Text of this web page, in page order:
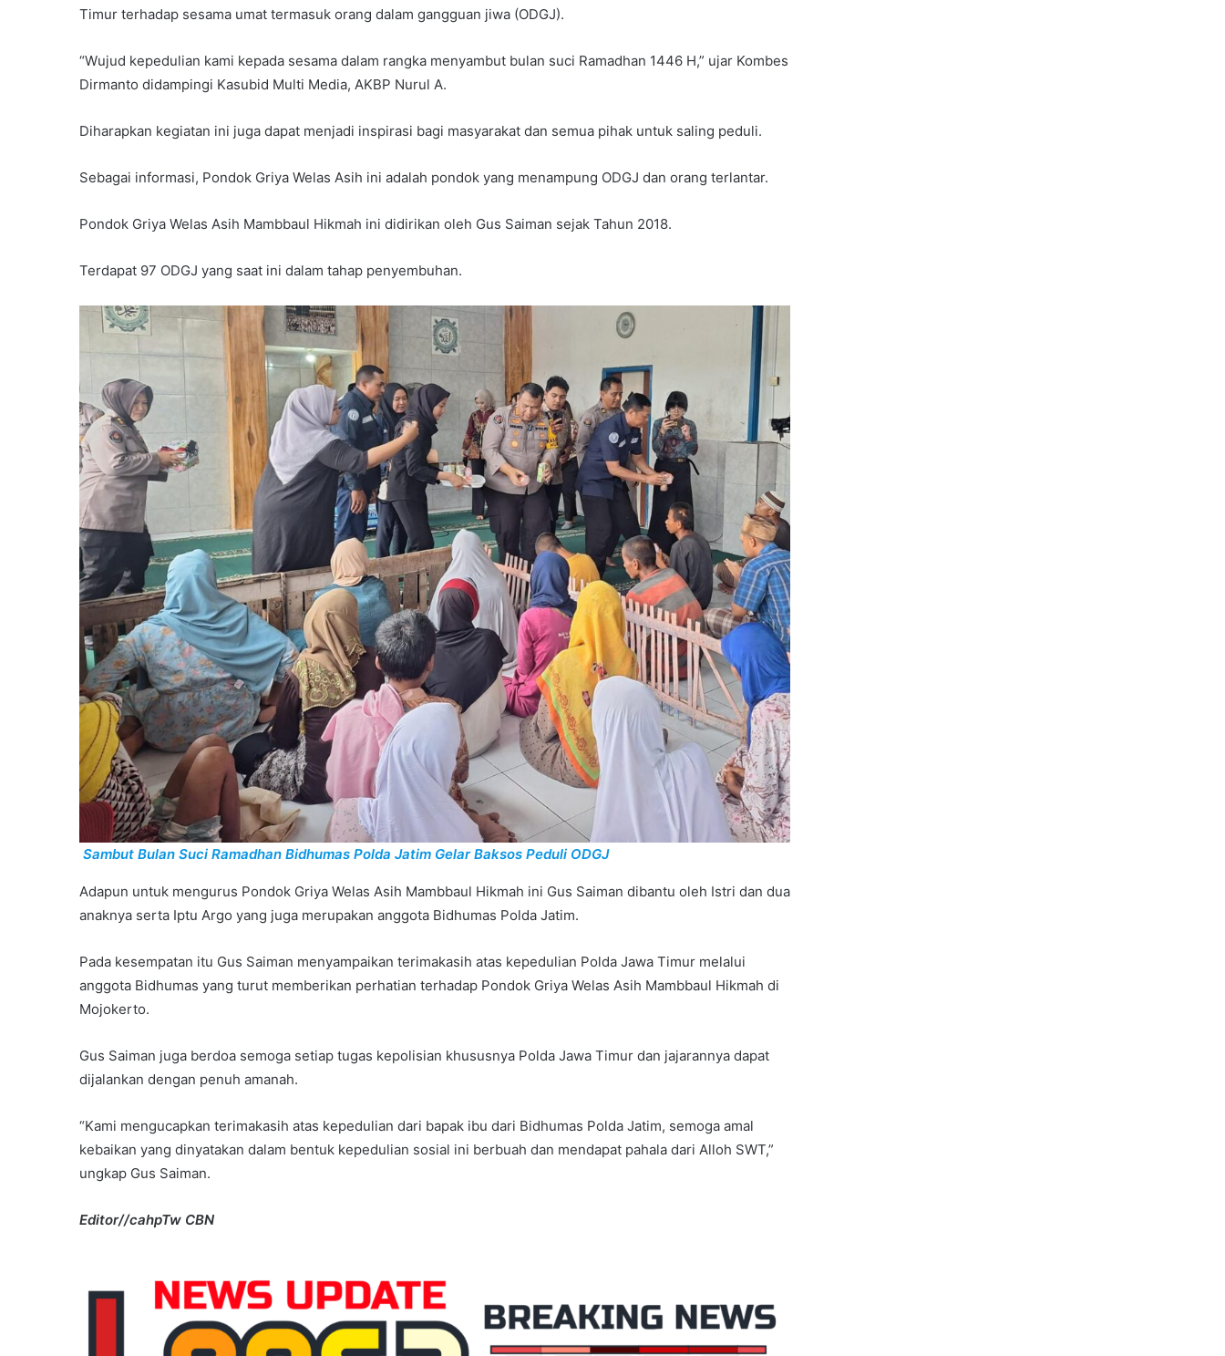
Timur terhadap sesama umat termasuk orang dalam gangguan jiwa (ODGJ).
“Wujud kepedulian kami kepada sesama dalam rangka menyambut bulan suci Ramadhan 1446 H,” ujar Kombes
Dirmanto didampingi Kasubid Multi Media, AKBP Nurul A.
Diharapkan kegiatan ini juga dapat menjadi inspirasi bagi masyarakat dan semua pihak untuk saling peduli.
Sebagai informasi, Pondok Griya Welas Asih ini adalah pondok yang menampung ODGJ dan orang terlantar.
Pondok Griya Welas Asih Mambbaul Hikmah ini didirikan oleh Gus Saiman sejak Tahun 2018.
Terdapat 97 ODGJ yang saat ini dalam tahap penyembuhan.
Sambut Bulan Suci Ramadhan Bidhumas Polda Jatim Gelar Baksos Peduli ODGJ
Adapun untuk mengurus Pondok Griya Welas Asih Mambbaul Hikmah ini Gus Saiman dibantu oleh Istri dan dua
anaknya serta Iptu Argo yang juga merupakan anggota Bidhumas Polda Jatim.
Pada kesempatan itu Gus Saiman menyampaikan terimakasih atas kepedulian Polda Jawa Timur melalui
anggota Bidhumas yang turut memberikan perhatian terhadap Pondok Griya Welas Asih Mambbaul Hikmah di
Mojokerto.
Gus Saiman juga berdoa semoga setiap tugas kepolisian khususnya Polda Jawa Timur dan jajarannya dapat
dijalankan dengan penuh amanah.
“Kami mengucapkan terimakasih atas kepedulian dari bapak ibu dari Bidhumas Polda Jatim, semoga amal
kebaikan yang dinyatakan dalam bentuk kepedulian sosial ini berbuah dan mendapat pahala dari Alloh SWT,”
ungkap Gus Saiman.
Editor//cahpTw CBN